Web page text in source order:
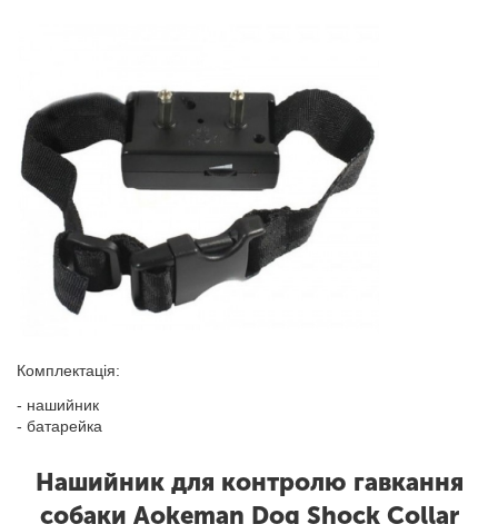
Комплектація:
- нашийник
- батарейка
Нашийник для контролю гавкання
собаки Aokeman Dog Shock Collar